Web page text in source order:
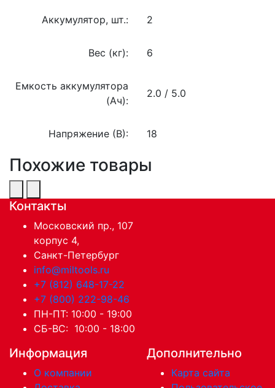
Аккумулятор, шт.: 2
Вес (кг): 6
Емкость аккумулятора
(Ач):
2.0 / 5.0
Напряжение (В): 18
Похожие товары
Контакты
Московский пр., 107
корпус 4,
Санкт-Петербург
info@miltools.ru
+7 (812) 648-17-22
+7 (800) 222-98-46
ПН-ПТ: 10:00 - 19:00
СБ-ВС: 10:00 - 18:00
Информация
О компании
Дополнительно
Карта сайта